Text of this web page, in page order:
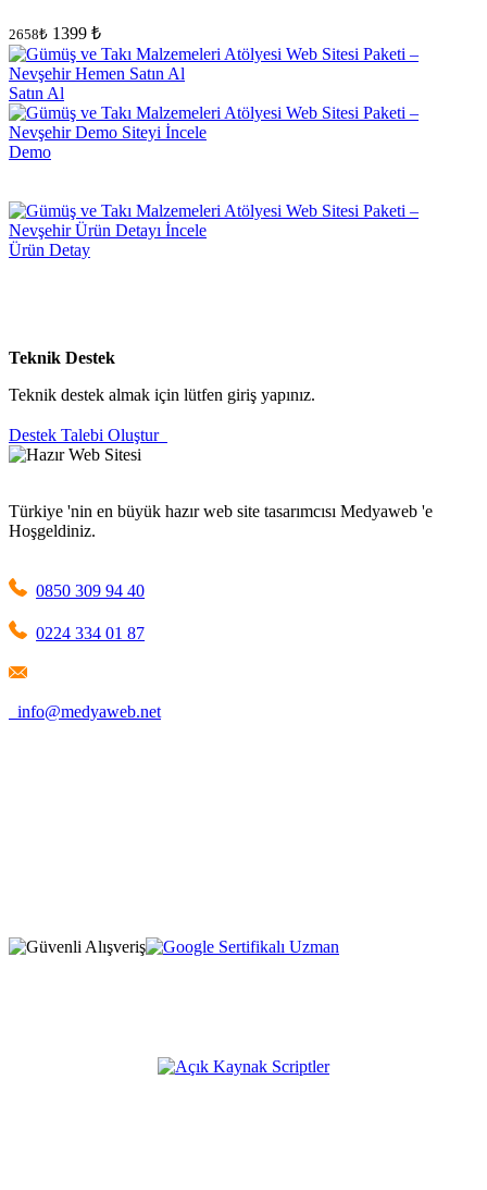
2658₺ 1399 ₺
Satın Al
Demo
Ürün Detay
Teknik Destek
Teknik destek almak için lütfen giriş yapınız.
Destek Talebi Oluştur
Türkiye 'nin en büyük hazır web site tasarımcısı Medyaweb 'e
Hoşgeldiniz.
0850 309 94 40
0224 334 01 87
info@medyaweb.net